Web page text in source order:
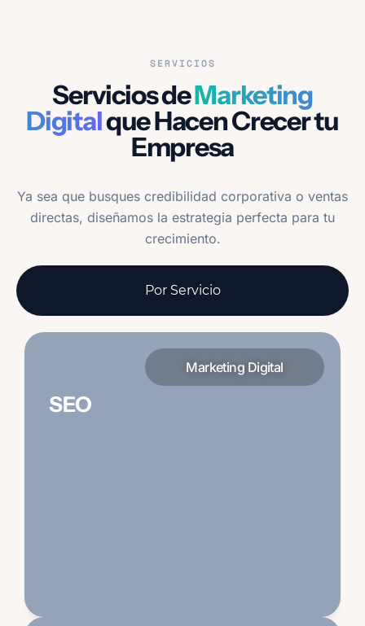
SERVICIOS
Servicios deMarketing
Digitalque Hacen Crecer tu
Empresa
Ya sea que busques credibilidad corporativa o ventas
directas, diseñamos la estrategia perfecta para tu
crecimiento.
Por Servicio
Marketing Digital
SEO